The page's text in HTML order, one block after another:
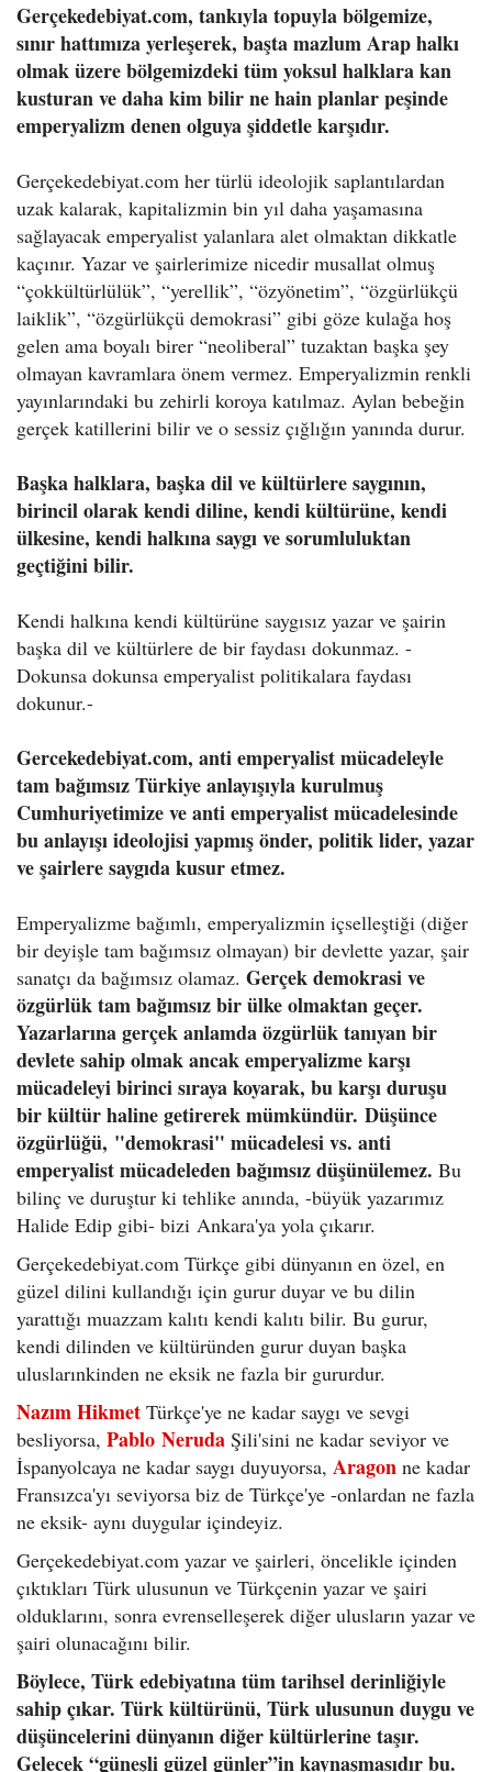
Gerçekedebiyat.com, tankıyla topuyla bölgemize,
sınır hattımıza yerleşerek, başta mazlum Arap halkı
olmak üzere bölgemizdeki tüm yoksul halklara kan
kusturan ve daha kim bilir ne hain planlar peşinde
emperyalizm denen olguya şiddetle karşıdır.
Gerçekedebiyat.com her türlü ideolojik saplantılardan
uzak kalarak, kapitalizmin bin yıl daha yaşamasına
sağlayacak emperyalist yalanlara alet olmaktan dikkatle
kaçınır. Yazar ve şairlerimize nicedir musallat olmuş
“çokkültürlülük”, “yerellik”, “özyönetim”, “özgürlükçü
laiklik”, “özgürlükçü demokrasi” gibi göze kulağa hoş
gelen ama boyalı birer “neoliberal” tuzaktan başka şey
olmayan kavramlara önem vermez. Emperyalizmin renkli
yayınlarındaki bu zehirli koroya katılmaz. Aylan bebeğin
gerçek katillerini bilir ve o sessiz çığlığın yanında durur.
Başka halklara, başka dil ve kültürlere saygının,
birincil olarak kendi diline, kendi kültürüne, kendi
ülkesine, kendi halkına saygı ve sorumluluktan
geçtiğini bilir.
Kendi halkına kendi kültürüne saygısız yazar ve şairin
başka dil ve kültürlere de bir faydası dokunmaz. -
Dokunsa dokunsa emperyalist politikalara faydası
dokunur.-
Gercekedebiyat.com, anti emperyalist mücadeleyle
tam bağımsız Türkiye anlayışıyla kurulmuş
Cumhuriyetimize ve anti emperyalist mücadelesinde
bu anlayışı ideolojisi yapmış önder, politik lider, yazar
ve şairlere saygıda kusur etmez.
Emperyalizme bağımlı, emperyalizmin içselleştiği (diğer
bir deyişle tam bağımsız olmayan) bir devlette yazar, şair
sanatçı da bağımsız olamaz. Gerçek demokrasi ve
özgürlük tam bağımsız bir ülke olmaktan geçer.
Yazarlarına gerçek anlamda özgürlük tanıyan bir
devlete sahip olmak ancak emperyalizme karşı
mücadeleyi birinci sıraya koyarak, bu karşı duruşu
bir kültür haline getirerek mümkündür. Düşünce
özgürlüğü, "demokrasi" mücadelesi vs. anti
emperyalist mücadeleden bağımsız düşünülemez. Bu
bilinç ve duruştur ki tehlike anında, -büyük yazarımız
Halide Edip gibi- bizi Ankara'ya yola çıkarır.
Gerçekedebiyat.com Türkçe gibi dünyanın en özel, en
güzel dilini kullandığı için gurur duyar ve bu dilin
yarattığı muazzam kalıtı kendi kalıtı bilir. Bu gurur,
kendi dilinden ve kültüründen gurur duyan başka
uluslarınkinden ne eksik ne fazla bir gururdur.
Nazım Hikmet Türkçe'ye ne kadar saygı ve sevgi
besliyorsa, Pablo Neruda Şili'sini ne kadar seviyor ve
İspanyolcaya ne kadar saygı duyuyorsa, Aragon ne kadar
Fransızca'yı seviyorsa biz de Türkçe'ye -onlardan ne fazla
ne eksik-­ aynı duygular içindeyiz.
Gerçekedebiyat.com yazar ve şairleri, öncelikle içinden
çıktıkları Türk ulusunun ve Türkçenin yazar ve şairi
olduklarını, sonra evrenselleşerek diğer ulusların yazar ve
şairi olunacağını bilir.
Böylece, Türk edebiyatına tüm tarihsel derinliğiyle
sahip çıkar. Türk kültürünü, Türk ulusunun duygu ve
düşüncelerini dünyanın diğer kültürlerine taşır.
Gelecek “güneşli güzel günler”in kaynaşmasıdır bu.